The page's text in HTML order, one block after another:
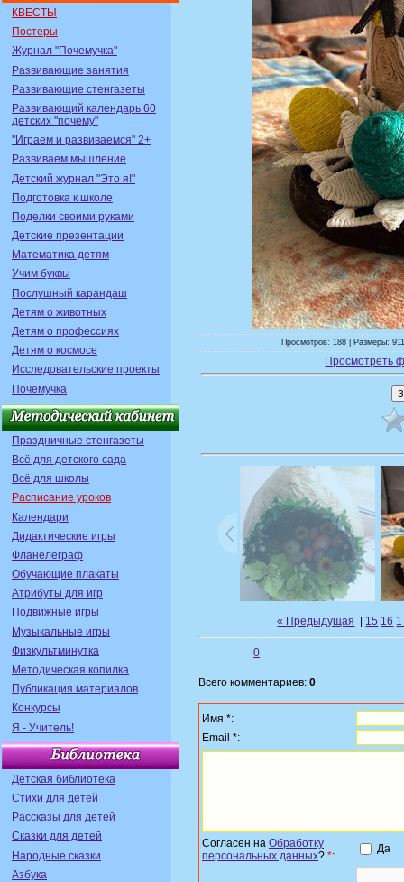
КВЕСТЫ
Постеры
Журнал "Почемучка"
Развивающие занятия
Развивающие стенгазеты
Развивающий календарь 60
детских "почему"
"Играем и развиваемся" 2+
Развиваем мышление
Детский журнал "Это я!"
Подготовка к школе
Поделки своими руками
Детские презентации
Математика детям
Учим буквы
Послушный карандаш
Детям о животных
Детям о профессиях
Детям о космосе
Исследовательские проекты
Почемучка
Праздничные стенгазеты
Всё для детского сада
Всё для школы
Расписание уроков
Календари
Дидактические игры
Фланелеграф
Обучающие плакаты
Атрибуты для игр
Подвижные игры
Музыкальные игры
Физкультминутка
Методическая копилка
Публикация материалов
Конкурсы
Я - Учитель!
Детская библиотека
Стихи для детей
Рассказы для детей
Сказки для детей
Народные сказки
Азбука
Просмотров: 188 | Размеры:
Просмотреть
« Предыдущая 15 16
0
Всего комментариев: 0
Имя *:
Email *:
Согласен на Обработку
персональных данных? *:
Да